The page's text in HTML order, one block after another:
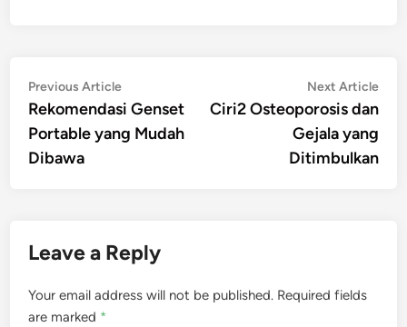
Post
navigation
Previous ArticlePrevious
article:
Rekomendasi Genset
Portable yang Mudah
Dibawa
Next Article
Ciri2 Osteoporosis dan
Gejala yang
Ditimbulkan
Leave a Reply
Your email address will not be published. Required fields
are marked *